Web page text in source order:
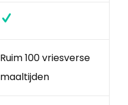
Ruim 100 vriesverse
maaltijden